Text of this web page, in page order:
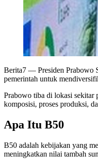
Berita7 — Presiden Prabowo
pemerintah untuk
Prabowo tiba di lokasi sekitar
komposisi, proses produksi,
Apa Itu B50
B50 adalah kebijakan yang
meningkatkan nilai tambah